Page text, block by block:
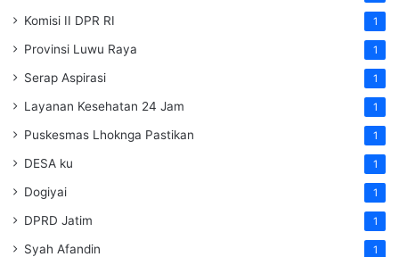
Komisi II DPR RI 1
Provinsi Luwu Raya 1
Serap Aspirasi 1
Layanan Kesehatan 24 Jam 1
Puskesmas Lhoknga Pastikan 1
DESA ku 1
Dogiyai 1
DPRD Jatim 1
Syah Afandin 1